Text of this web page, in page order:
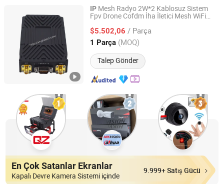
IP Mesh Radyo 2W*2 Kablosuz Sistem
Fpv Drone Cofdm İha İletici Mesh WiFi
Bağlantısı Tarım Dronları için
$5.502,06 / Parça
1 Parça (MOQ)
Talep Gönder
Shenzhen Xingkai Technology Co., Ltd
Guangdong, China Fiyat 2023
En Çok Satanlar Ekranlar
Kapalı Devre Kamera Sistemi içinde
9.999+ Satış Gücü